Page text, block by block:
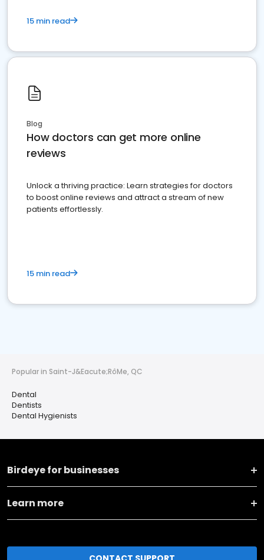
15 min read
Blog
How doctors can get more online
reviews
Unlock a thriving practice: Learn strategies for doctors
to boost online reviews and attract a stream of new
patients effortlessly.
15 min read
Popular in Saint-J&Eacute;RôMe, QC
Dental
Dentists
Dental Hygienists
Birdeye for businesses
Learn more